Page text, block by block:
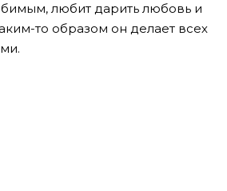
любит дарить любовь и
то образом он делает всех